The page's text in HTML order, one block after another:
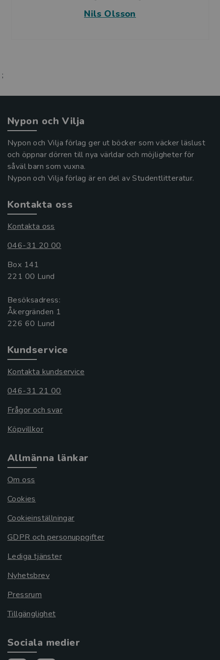
Nils Olsson
;
Nypon och Vilja
Nypon och Vilja förlag ger ut böcker som väcker läslust
och öppnar dörren till nya världar och möjligheter för
såväl barn som vuxna.
Nypon och Vilja förlag är en del av Studentlitteratur.
Kontakta oss
Kontakta oss
046-31 20 00
Box 141
221 00 Lund
Besöksadress:
Åkergränden 1
Kundservice
Kontakta kundservice
046-31 21 00
Frågor och svar
Köpvillkor
Allmänna länkar
Om oss
Cookies
Cookieinställningar
GDPR och personuppgifter
Lediga tjänster
Nyhetsbrev
Pressrum
Tillgänglighet
Sociala medier